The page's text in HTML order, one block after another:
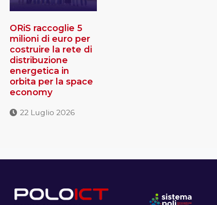
ORiS raccoglie 5
milioni di euro per
costruire la rete di
distribuzione
energetica in
orbita per la space
economy
22 Luglio 2026